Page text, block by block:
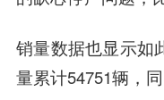
销量数据也显示如
量累计54751辆，同